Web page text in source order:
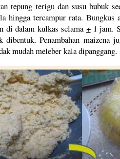
tepung terigu dan susu bubuk
hingga tercampur rata. Bungkus
di dalam kulkas selama +1 jam.
dibentuk. Penambahan maizena
mudah meleber kala dipanggang.